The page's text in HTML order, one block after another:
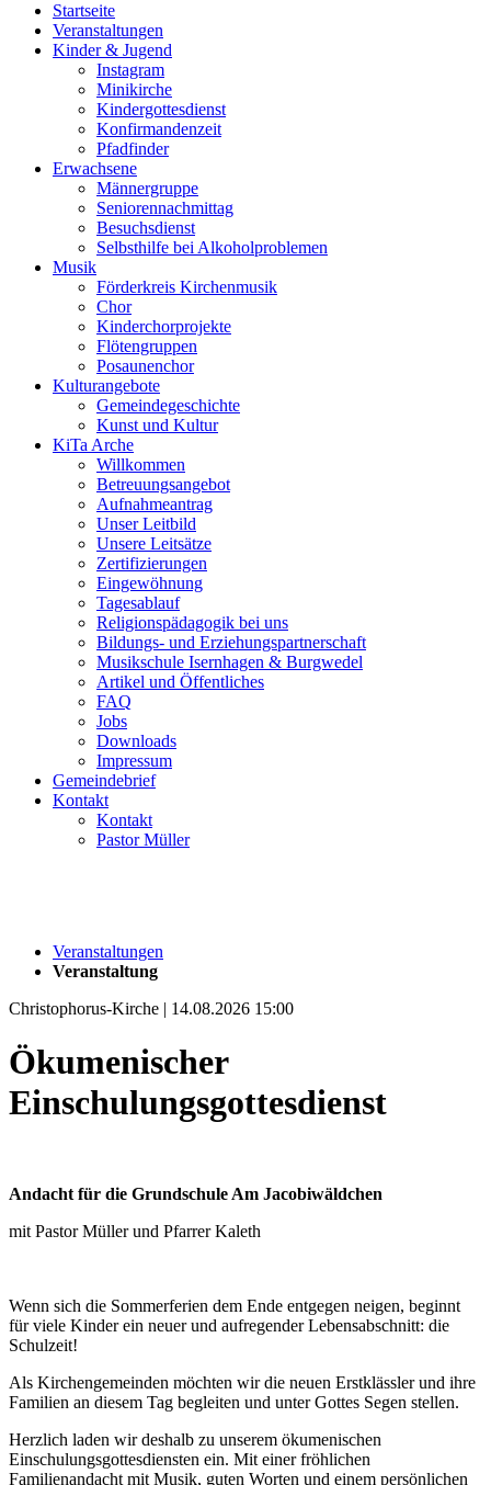
Startseite
Veranstaltungen
Kinder & Jugend
Instagram
Minikirche
Kindergottesdienst
Konfirmandenzeit
Pfadfinder
Erwachsene
Männergruppe
Seniorennachmittag
Besuchsdienst
Selbsthilfe bei Alkoholproblemen
Musik
Förderkreis Kirchenmusik
Chor
Kinderchorprojekte
Flötengruppen
Posaunenchor
Kulturangebote
Gemeindegeschichte
Kunst und Kultur
KiTa Arche
Willkommen
Betreuungsangebot
Aufnahmeantrag
Unser Leitbild
Unsere Leitsätze
Zertifizierungen
Eingewöhnung
Tagesablauf
Religionspädagogik bei uns
Bildungs- und Erziehungspartnerschaft
Musikschule Isernhagen & Burgwedel
Artikel und Öffentliches
FAQ
Jobs
Downloads
Impressum
Gemeindebrief
Kontakt
Kontakt
Pastor Müller
Veranstaltungen
Veranstaltung
Christophorus-Kirche | 14.08.2026 15:00
Ökumenischer
Einschulungsgottesdienst
Andacht für die Grundschule Am Jacobiwäldchen
mit Pastor Müller und Pfarrer Kaleth
Wenn sich die Sommerferien dem Ende entgegen neigen, beginnt
für viele Kinder ein neuer und aufregender Lebensabschnitt: die
Schulzeit!
Als Kirchengemeinden möchten wir die neuen Erstklässler und ihre
Familien an diesem Tag begleiten und unter Gottes Segen stellen.
Herzlich laden wir deshalb zu unserem ökumenischen
Einschulungsgottesdiensten ein. Mit einer fröhlichen
Familienandacht mit Musik, guten Worten und einem persönlichen